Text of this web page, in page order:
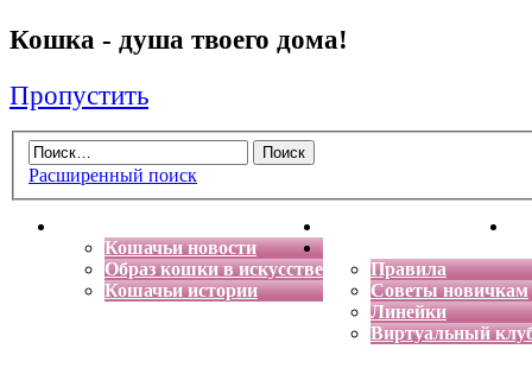
Кошка - душа твоего дома!
Пропустить
Расширенный поиск
Кошачьи новости
Образ кошки в искусстве
Кошачьи истории
Энциклопедия кошек
Правила
Советы новичкам
Линейки
Виртуальный